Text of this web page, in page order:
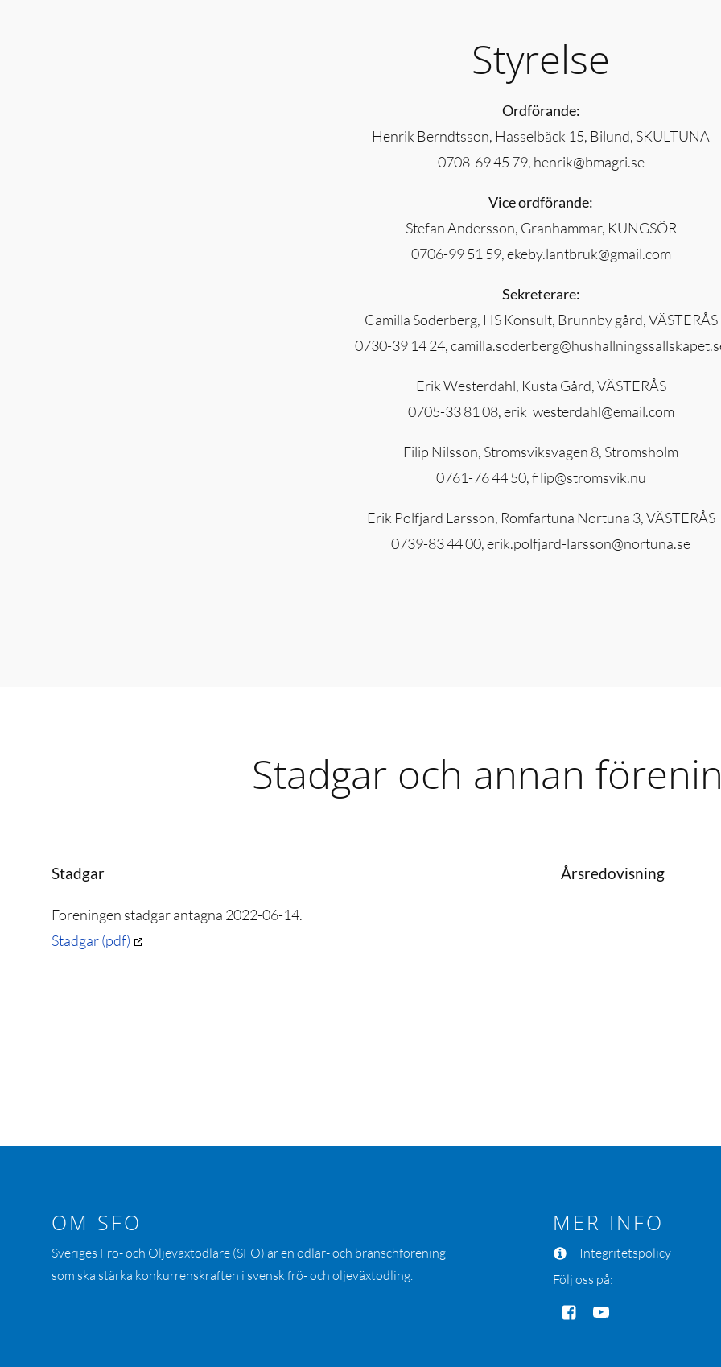
Styrelse
Ordförande:
Henrik Berndtsson, Hasselbäck 15, Bilund, SKULTUNA
0708-69 45 79, henrik@bmagri.se
Vice ordförande:
Stefan Andersson, Granhammar, KUNGSÖR
0706-99 51 59, ekeby.lantbruk@gmail.com
Sekreterare:
Camilla Söderberg, HS Konsult, Brunnby gård, VÄSTERÅS
0730-39 14 24,
Erik Westerdahl, Kusta Gård, VÄSTERÅS
0705-33 81 08, erik_westerdahl@email.com
Filip Nilsson, Strömsviksvägen 8, Strömsholm
0761-76 44 50, filip@stromsvik.nu
Erik Polfjärd Larsson, Romfartuna Nortuna 3, VÄSTERÅS
0739-83 44 00, erik.polfjard-larsson@nortuna.se
Stadgar och annan
Stadgar
Föreningen stadgar antagna 2022-06-14.
Stadgar (pdf)
Årsredovisning
OM SFO
Sveriges Frö- och Oljeväxtodlare (SFO) är en odlar- och branschförening
som ska stärka konkurrenskraften i svensk frö- och oljeväxtodling.
MER INFO
Integritetspolicy
Följ oss på: